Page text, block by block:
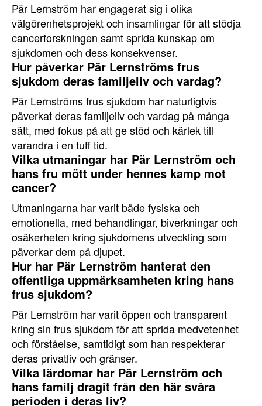
Pär Lernström har engagerat sig i olika
välgörenhetsprojekt och insamlingar för att stödja
cancerforskningen samt sprida kunskap om
sjukdomen och dess konsekvenser.
Hur påverkar Pär Lernströms frus
sjukdom deras familjeliv och vardag?
Pär Lernströms frus sjukdom har naturligtvis
påverkat deras familjeliv och vardag på många
sätt, med fokus på att ge stöd och kärlek till
varandra i en tuff tid.
Vilka utmaningar har Pär Lernström och
hans fru mött under hennes kamp mot
cancer?
Utmaningarna har varit både fysiska och
emotionella, med behandlingar, biverkningar och
osäkerheten kring sjukdomens utveckling som
påverkar dem på djupet.
Hur har Pär Lernström hanterat den
offentliga uppmärksamheten kring hans
frus sjukdom?
Pär Lernström har varit öppen och transparent
kring sin frus sjukdom för att sprida medvetenhet
och förståelse, samtidigt som han respekterar
deras privatliv och gränser.
Vilka lärdomar har Pär Lernström och
hans familj dragit från den här svåra
perioden i deras liv?